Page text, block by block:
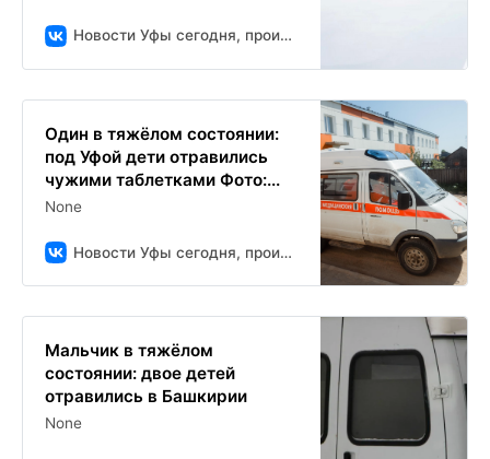
Новости Уфы сегодня, происшествия, ЧП и ДТП
Один в тяжёлом состоянии:
под Уфой дети отравились
чужими таблетками Фото:...
None
Новости Уфы сегодня, происшествия, ЧП и ДТП
Мальчик в тяжёлом
состоянии: двое детей
отравились в Башкирии
None